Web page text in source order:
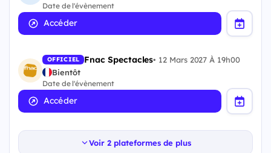
Date de l'évènement
Accéder
OFFICIEL Fnac Spectacles• 12 Mars 2027 À 19h00
Bientôt
Date de l'évènement
Accéder
Voir 2 plateformes de plus